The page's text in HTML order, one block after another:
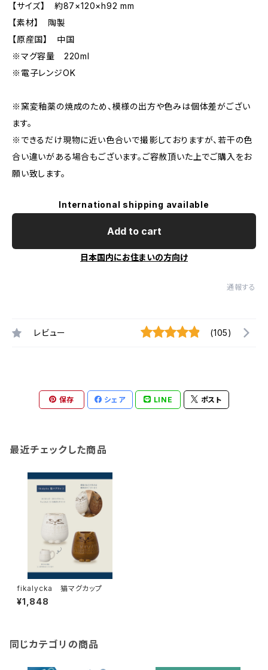
【サイズ】 約87×120×h92 mm
【素材】 陶製
【原産国】 中国
※マグ容量 220ml
※電子レンジOK
※窯変釉薬の焼成のため、模様の出方や色みは個体差がござい
ます。
※できるだけ現物に近い色合いで撮影しておりますが、若干の色
合い違いがある場合もございます。ご容赦頂いた上でご購入をお
願い致します。
International shipping available
Add to cart
日本国内にお住まいの方向け
通報する
レビュー (105)
保存 シェア LINE ポスト
最近チェックした商品
fikalycka 猫マグカップ
¥1,848
同じカテゴリの商品